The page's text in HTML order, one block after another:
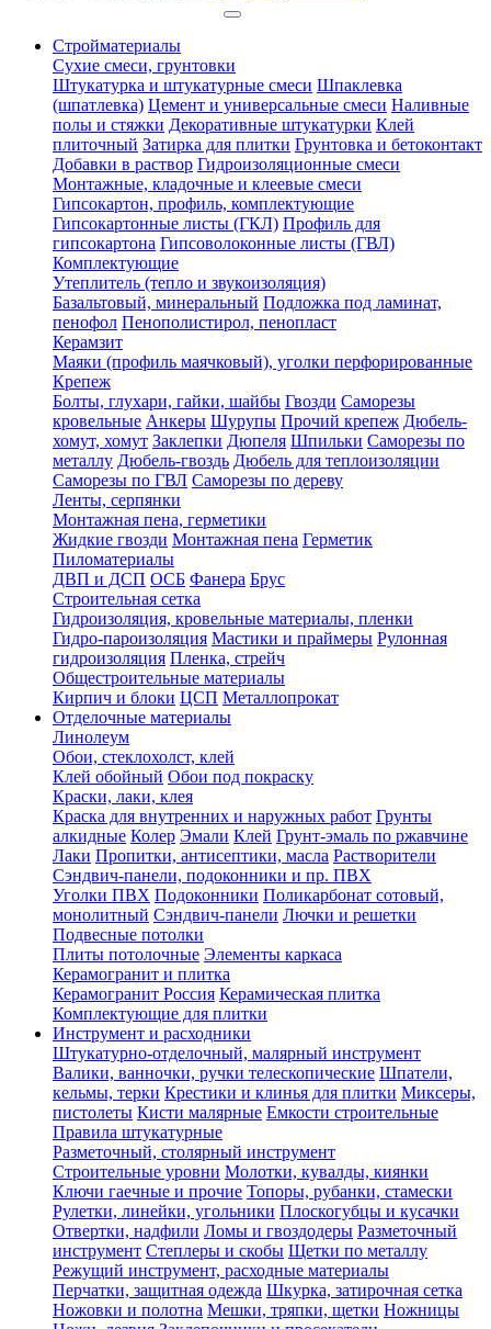
Стройматериалы
Сухие смеси, грунтовки
Штукатурка и штукатурные смеси Шпаклевка
(шпатлевка) Цемент и универсальные смеси Наливные
полы и стяжки Декоративные штукатурки Клей
плиточный Затирка для плитки Грунтовка и бетоконтакт
Добавки в раствор Гидроизоляционные смеси
Монтажные, кладочные и клеевые смеси
Гипсокартон, профиль, комплектующие
Гипсокартонные листы (ГКЛ) Профиль для
гипсокартона Гипсоволоконные листы (ГВЛ)
Комплектующие
Утеплитель (тепло и звукоизоляция)
Базальтовый, минеральный Подложка под ламинат,
пенофол Пенополистирол, пенопласт
Керамзит
Маяки (профиль маячковый), уголки перфорированные
Крепеж
Болты, глухари, гайки, шайбы Гвозди Саморезы
кровельные Анкеры Шурупы Прочий крепеж Дюбель-
хомут, хомут Заклепки Дюпеля Шпильки Саморезы по
металлу Дюбель-гвоздь Дюбель для теплоизоляции
Саморезы по ГВЛ Саморезы по дереву
Ленты, серпянки
Монтажная пена, герметики
Жидкие гвозди Монтажная пена Герметик
Пиломатериалы
ДВП и ДСП ОСБ Фанера Брус
Строительная сетка
Гидроизоляция, кровельные материалы, пленки
Гидро-пароизоляция Мастики и праймеры Рулонная
гидроизоляция Пленка, стрейч
Общестроительные материалы
Кирпич и блоки ЦСП Металлопрокат
Отделочные материалы
Линолеум
Обои, стеклохолст, клей
Клей обойный Обои под покраску
Краски, лаки, клея
Краска для внутренних и наружных работ Грунты
алкидные Колер Эмали Клей Грунт-эмаль по ржавчине
Лаки Пропитки, антисептики, масла Растворители
Сэндвич-панели, подоконники и пр. ПВХ
Уголки ПВХ Подоконники Поликарбонат сотовый,
монолитный Сэндвич-панели Лючки и решетки
Подвесные потолки
Плиты потолочные Элементы каркаса
Керамогранит и плитка
Керамогранит Россия Керамическая плитка
Комплектующие для плитки
Инструмент и расходники
Штукатурно-отделочный, малярный инструмент
Валики, ванночки, ручки телескопические Шпатели,
кельмы, терки Крестики и клинья для плитки Миксеры,
пистолеты Кисти малярные Емкости строительные
Правила штукатурные
Разметочный, столярный инструмент
Строительные уровни Молотки, кувалды, киянки
Ключи гаечные и прочие Топоры, рубанки, стамески
Рулетки, линейки, угольники Плоскогубцы и кусачки
Отвертки, надфили Ломы и гвоздодеры Разметочный
инструмент Степлеры и скобы Щетки по металлу
Режущий инструмент, расходные материалы
Перчатки, защитная одежда Шкурка, затирочная сетка
Ножовки и полотна Мешки, тряпки, щетки Ножницы